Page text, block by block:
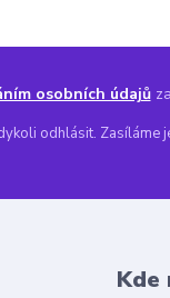
osobních údajů
odhlásit. Zasíláme
Kde